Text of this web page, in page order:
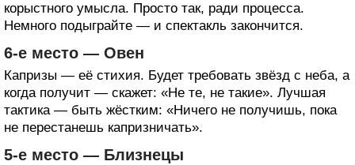
корыстного умысла. Просто так, ради процесса.
Немного подыграйте — и спектакль закончится.
6-е место — Овен
Капризы — её стихия. Будет требовать звёзд с неба, а
когда получит — скажет: «Не те, не такие». Лучшая
тактика — быть жёстким: «Ничего не получишь, пока
не перестанешь капризничать».
5-е место — Близнецы